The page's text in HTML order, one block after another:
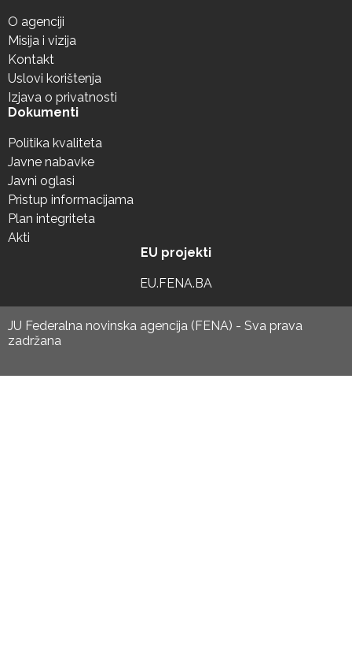
O agenciji
Misija i vizija
Kontakt
Uslovi korištenja
Izjava o privatnosti
Dokumenti
Politika kvaliteta
Javne nabavke
Javni oglasi
Pristup informacijama
Plan integriteta
Akti
EU projekti
EU.FENA.BA
JU Federalna novinska agencija (FENA) - Sva prava
zadržana